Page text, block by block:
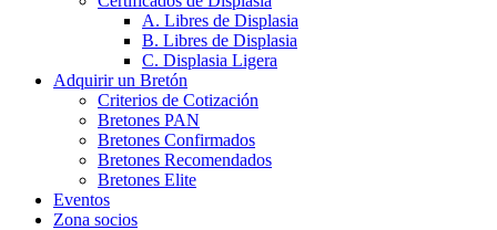
A. Libres de Displasia
B. Libres de Displasia
C. Displasia Ligera
Adquirir un Bretón
Criterios de Cotización
Bretones PAN
Bretones Confirmados
Bretones Recomendados
Bretones Elite
Eventos
Zona socios